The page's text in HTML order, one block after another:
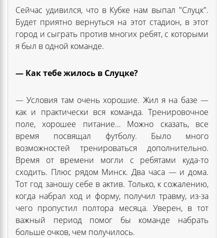
Сейчас удивился, что в Кубке нам выпал "Слуцк".
Будет приятно вернуться на этот стадион, в этот
город и сыграть против многих ребят, с которыми
я был в одной команде.
— Как тебе жилось в Слуцке?
— Условия там очень хорошие. Жил я на базе —
как и практически вся команда. Тренировочное
поле, хорошее питание… Можно сказать, все
время посвящал футболу. Было много
возможностей тренироваться дополнительно.
Время от времени могли с ребятами куда-то
сходить. Плюс рядом Минск. Два часа — и дома.
Тот год заношу себе в актив. Только, к сожалению,
когда набрал ход и форму, получил травму, из-за
чего пропустил полтора месяца. Уверен, в тот
важный период помог бы команде набрать
больше очков, чем получилось.